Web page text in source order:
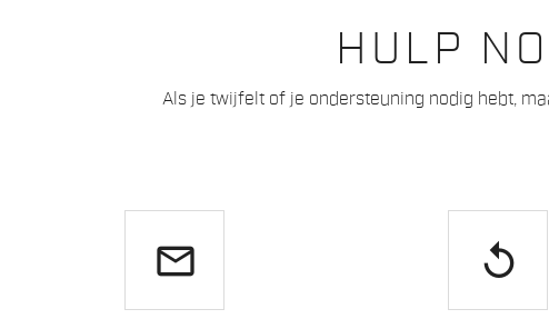
HULP
Als je twijfelt of je ondersteuning nodig hebt,
email replay